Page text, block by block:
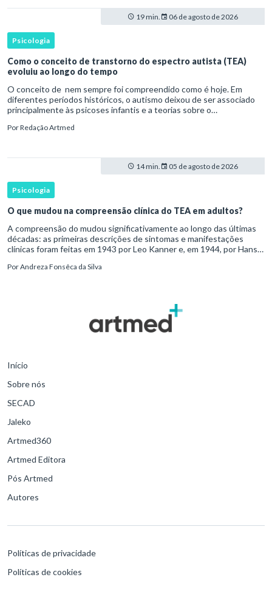
19 min. 06 de agosto de 2026
Psicologia
Como o conceito de transtorno do espectro autista (TEA)
evoluiu ao longo do tempo
O conceito de nem sempre foi compreendido como é hoje. Em
diferentes períodos históricos, o autismo deixou de ser associado
principalmente às psicoses infantis e a teorias sobre o
transtorno do des
PorRedação Artmed
14 min. 05 de agosto de 2026
Psicologia
O que mudou na compreensão clínica do TEA em adultos?
A compreensão do mudou significativamente ao longo das últimas
décadas: as primeiras descrições de sintomas e manifestações
clínicas foram feitas em 1943 por Leo Kanner e, em 1944, por Hans
PorAndreza Fonsêca da Silva
Início
Sobre nós
SECAD
Jaleko
Artmed360
Artmed Editora
Pós Artmed
Autores
Políticas de privacidade
Políticas de cookies